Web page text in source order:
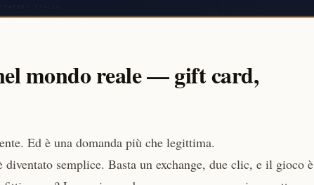
mondo reale — gift card,
Ed è una domanda più che legittima.
semplice. Basta un exchange, due clic, e il gioco è